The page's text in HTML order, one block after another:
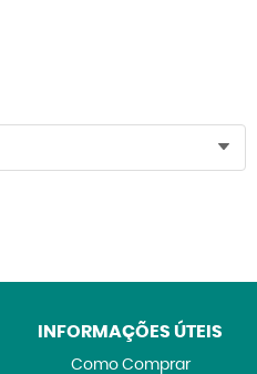
INFORMAÇÕES ÚTEIS
Como Comprar